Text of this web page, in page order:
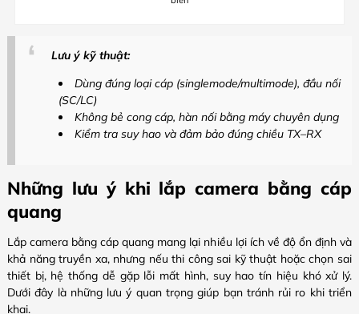
Lưu ý kỹ thuật:
Dùng đúng loại cáp (singlemode/multimode), đầu nối
(SC/LC)
Không bẻ cong cáp, hàn nối bằng máy chuyên dụng
Kiểm tra suy hao và đảm bảo đúng chiều TX–RX
Những lưu ý khi lắp camera bằng cáp
quang
Lắp camera bằng cáp quang mang lại nhiều lợi ích về độ ổn định và
khả năng truyền xa, nhưng nếu thi công sai kỹ thuật hoặc chọn sai
thiết bị, hệ thống dễ gặp lỗi mất hình, suy hao tín hiệu khó xử lý.
Dưới đây là những lưu ý quan trọng giúp bạn tránh rủi ro khi triển
khai.